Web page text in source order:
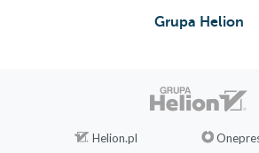
Grupa Helion
Helion.pl